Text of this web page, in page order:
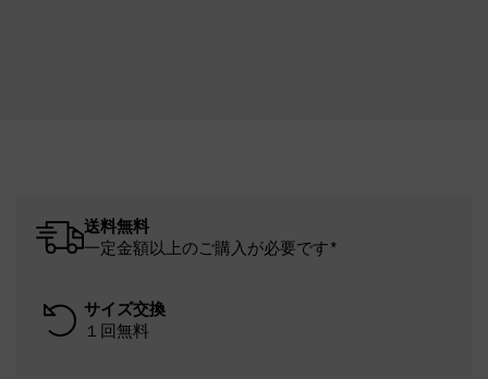
送料無料
一定金額以上のご購入が必要です*
サイズ交換
１回無料